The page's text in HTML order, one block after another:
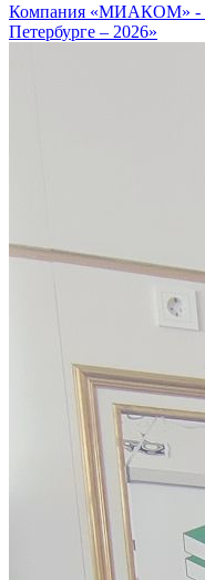
Компания «МИАКОМ» -
Петербурге – 2026»